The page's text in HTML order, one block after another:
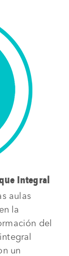
Integral
aulas
la
del
un